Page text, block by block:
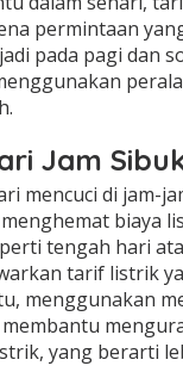
permintaan
pada pagi dan
Jam
mencuci di jam-
biaya
tengah hari
tarif listrik
menggunakan
yang berarti